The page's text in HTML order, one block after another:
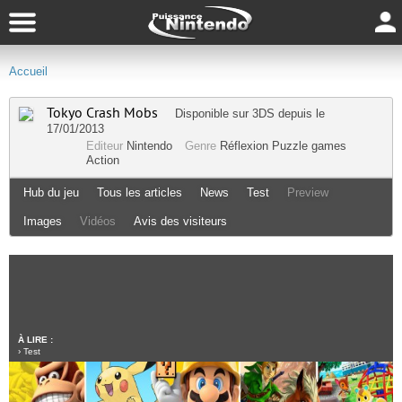
Accueil
Tokyo Crash Mobs Disponible sur 3DS depuis le
17/01/2013
Editeur Nintendo Genre Réflexion Puzzle games
Action
Hub du jeu Tous les articles News Test Preview
Images Vidéos Avis des visiteurs
À LIRE :
› Test